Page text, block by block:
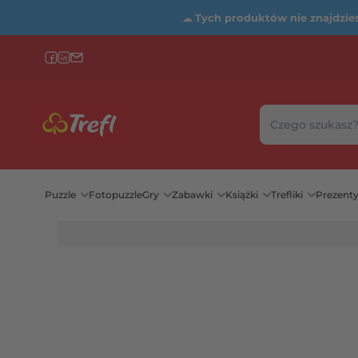
☁ Tych produktów nie
Szukaj w
Wybierz
Puzzle FotopuzzleGry Zabawki Książki Trefliki Prezenty